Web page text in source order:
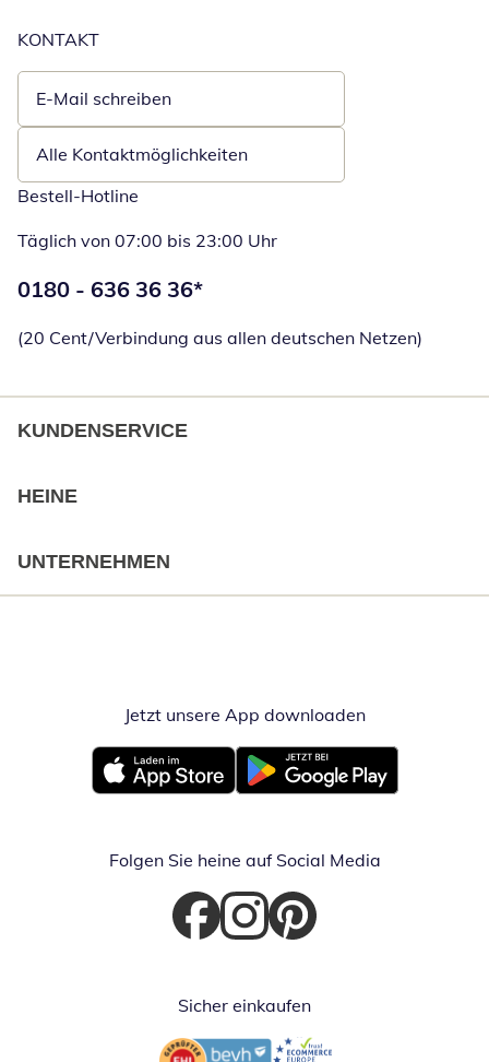
KONTAKT
E-Mail schreiben
Öffnet E-Mail-Client
Alle Kontaktmöglichkeiten
Bestell-Hotline
Täglich von 07:00 bis 23:00 Uhr
Telefonnummer:
0180 - 636 36 36*
(20 Cent/Verbindung aus allen deutschen Netzen)
KUNDENSERVICE
HEINE
UNTERNEHMEN
Jetzt unsere App downloadenÖffnet in
Öffnet in neuem FensterÖffnet in neuem Fenster
Folgen Sie heine auf Social Media
Öffnet in neuem Fenster
Öffnet in neuem Fenster
Öffnet in neuem Fenster
Sicher einkaufen